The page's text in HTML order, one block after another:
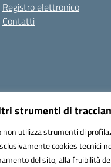
strumenti di
utilizza strumenti di
cookies tecnici
del sito, alla fruibilità
Registro elettronico
Contatti